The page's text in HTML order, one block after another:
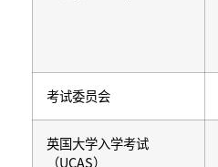
考试委员会
英国大学入学考试
（UCAS）